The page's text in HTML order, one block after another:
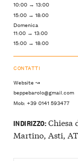
10:00 → 13:00
15:00 → 18:00
Domenica
11:00 → 13:00
15:00 → 18:00
CONTATTI
Website ↝
beppebarolo@gmail.com
Mob: +39 0141 593477
INDIRIZZO:Chiesa
Martino, Asti,